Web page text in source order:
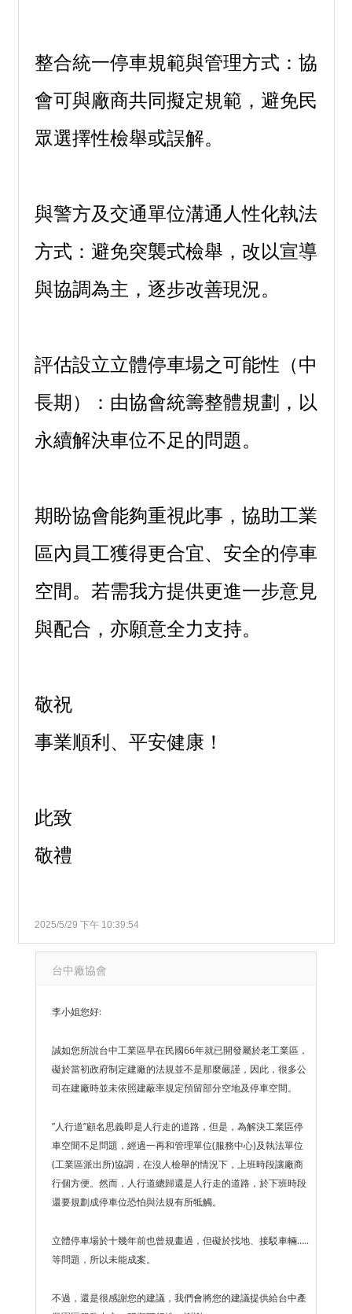
整合統一停車規範與管理方式：協
會可與廠商共同擬定規範，避免民
眾選擇性檢舉或誤解。
與警方及交通單位溝通人性化執法
方式：避免突襲式檢舉，改以宣導
與協調為主，逐步改善現況。
評估設立立體停車場之可能性（中
長期）：由協會統籌整體規劃，以
永續解決車位不足的問題。
期盼協會能夠重視此事，協助工業
區內員工獲得更合宜、安全的停車
空間。若需我方提供更進一步意見
與配合，亦願意全力支持。
敬祝
事業順利、平安健康！
此致
敬禮
2025/5/29 下午 10:39:54
台中廠協會
李小姐您好:
誠如您所說台中工業區早在民國66年就已開發屬於老工業區，
礙於當初政府制定建廠的法規並不是那麼嚴謹，因此，很多公
司在建廠時並未依照建蔽率規定預留部分空地及停車空間。
”人行道”顧名思義即是人行走的道路，但是，為解決工業區停
車空間不足問題，經過一再和管理單位(服務中心)及執法單位
(工業區派出所)協調，在沒人檢舉的情況下，上班時段讓廠商
行個方便。然而，人行道總歸還是人行走的道路，於下班時段
還要規劃成停車位恐怕與法規有所牴觸。
立體停車場於十幾年前也曾規畫過，但礙於找地、接駁車輛…..
等問題，所以未能成案。
不過，還是很感謝您的建議，我們會將您的建議提供給台中產